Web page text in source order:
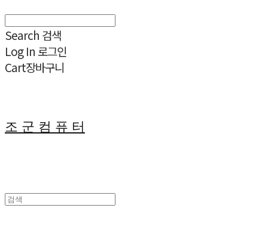
Search 검색
Log In 로그인
Cart장바구니
조 군 컴 퓨 터